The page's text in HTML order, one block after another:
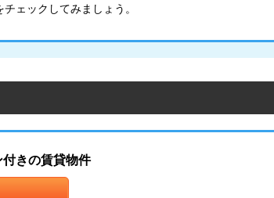
ェックしてみましょう。
きの賃貸物件